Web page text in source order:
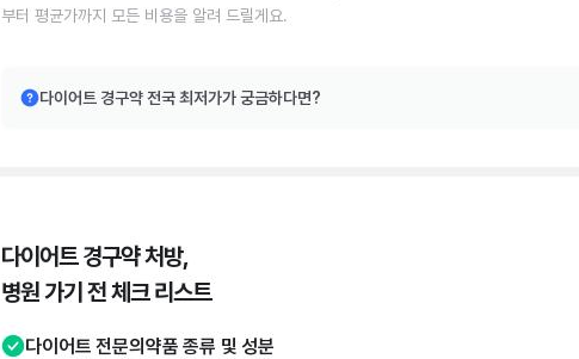
부터 평균가까지 모든 비용을 알려 드릴게요.
다이어트 경구약 전국 최저가가 궁금하다면?
다이어트 경구약 처방,
병원 가기 전 체크 리스트
다이어트 전문의약품 종류 및 성분